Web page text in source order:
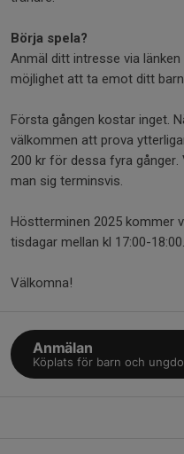
Börja spela?
Anmäl ditt intresse via
möjlighet att ta emot ditt barn.
Första gången kostar inget.
välkommen att prova
200 kr för dessa fyra
man sig terminsvis.
Höstterminen 2025 kommer
tisdagar mellan kl 17:00-18:00.
Välkomna!
Anmälan
Köplats för barn och